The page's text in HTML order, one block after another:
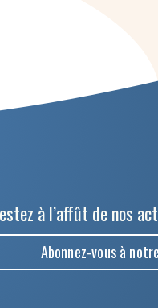
à l’affût de nos
Abonnez-vous à